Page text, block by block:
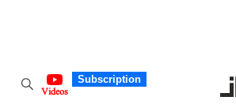
Subscription
Videos